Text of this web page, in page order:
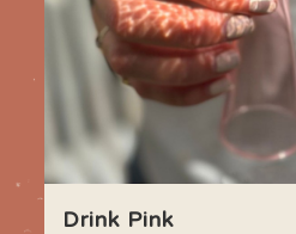
Drink Pink